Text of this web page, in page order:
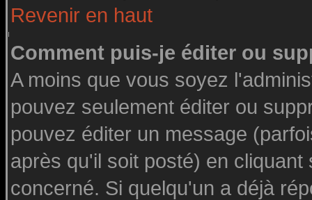
Revenir en haut
Comment puis-je éditer ou
A moins que vous soyez
pouvez seulement éditer ou
pouvez éditer un message
après qu'il soit posté) en
concerné. Si quelqu'un a déjà